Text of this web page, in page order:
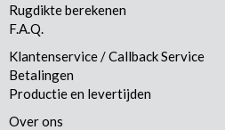
Rugdikte berekenen
F.A.Q.
Klantenservice / Callback Service
Betalingen
Productie en levertijden
Over ons